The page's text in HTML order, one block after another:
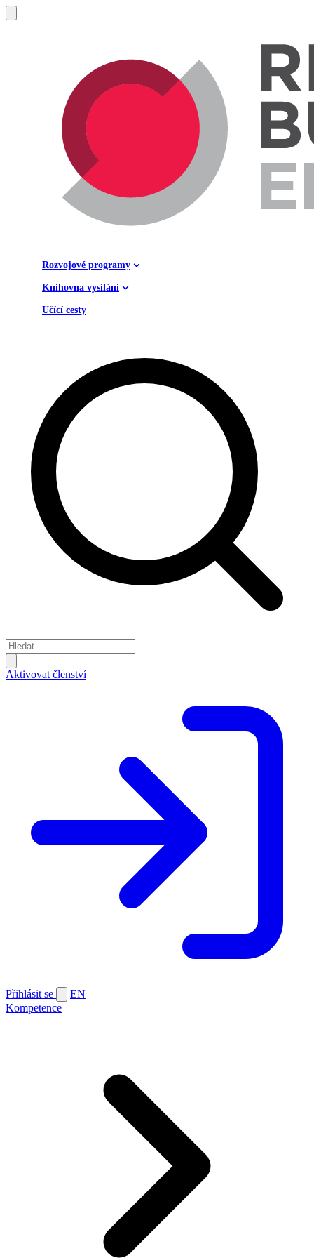
Rozvojové programy
Knihovna vysílání
Učící cesty
Aktivovat členství
Přihlásit se
EN
Kompetence